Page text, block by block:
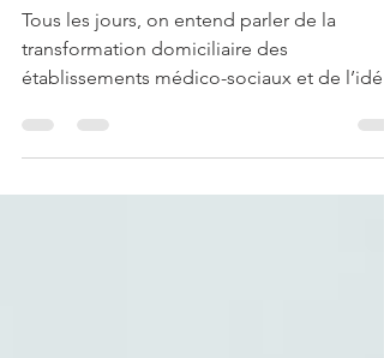
Le Jardin 🥬
Tous les jours, on entend parler de la
établissements médico-sociaux et de l’idée
principale est de...